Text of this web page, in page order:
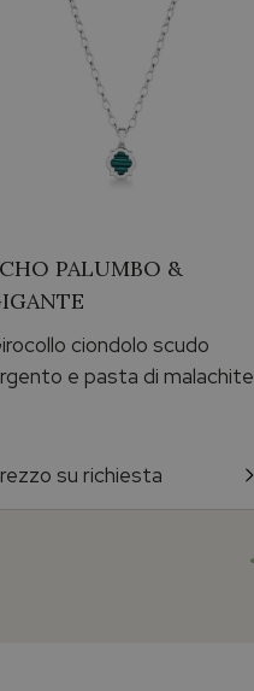
PALUMBO &
ciondolo scudo
e pasta di malachite
su richiesta